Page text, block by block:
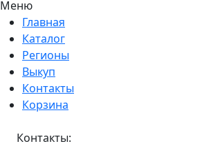
Меню
Главная
Каталог
Регионы
Выкуп
Контакты
Корзина
Контакты: